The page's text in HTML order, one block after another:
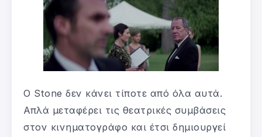
Ο Stone δεν κάνει τίποτε από όλα αυτά.
Απλά μεταφέρει τις θεατρικές συμβάσεις
στον κινηματογράφο και έτσι δημιουργεί